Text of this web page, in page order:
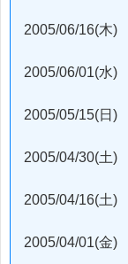
2005/06/16(木)
2005/06/01(水)
2005/05/15(日)
2005/04/30(土)
2005/04/16(土)
2005/04/01(金)